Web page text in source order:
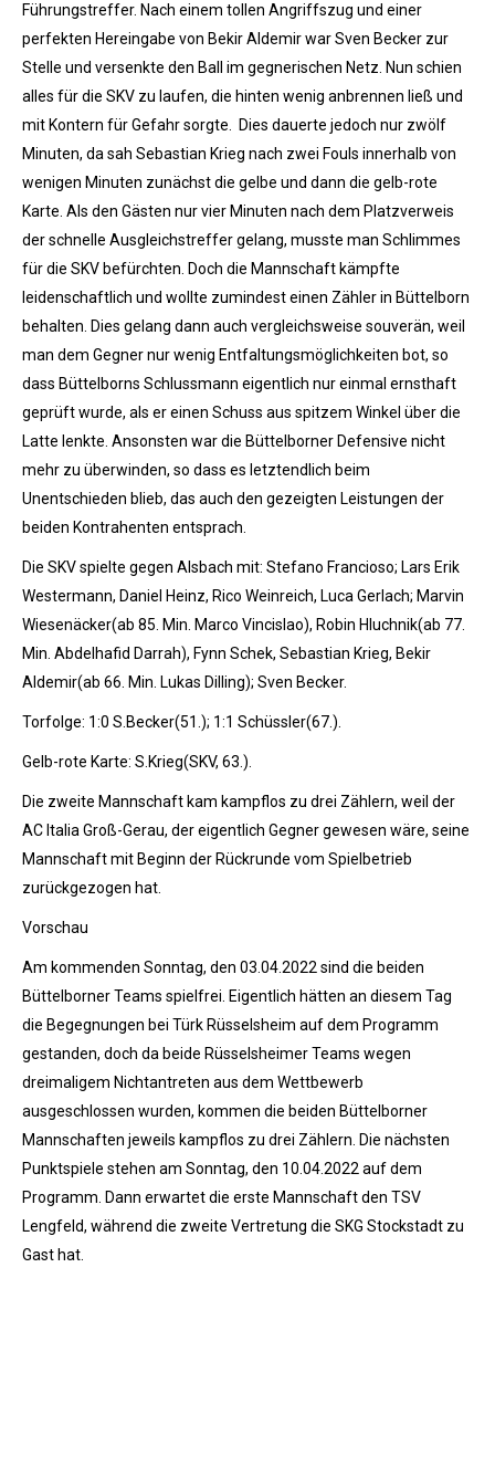
Führungstreffer. Nach einem tollen Angriffszug und einer
perfekten Hereingabe von Bekir Aldemir war Sven Becker zur
Stelle und versenkte den Ball im gegnerischen Netz. Nun schien
alles für die SKV zu laufen, die hinten wenig anbrennen ließ und
mit Kontern für Gefahr sorgte. Dies dauerte jedoch nur zwölf
Minuten, da sah Sebastian Krieg nach zwei Fouls innerhalb von
wenigen Minuten zunächst die gelbe und dann die gelb-rote
Karte. Als den Gästen nur vier Minuten nach dem Platzverweis
der schnelle Ausgleichstreffer gelang, musste man Schlimmes
für die SKV befürchten. Doch die Mannschaft kämpfte
leidenschaftlich und wollte zumindest einen Zähler in Büttelborn
behalten. Dies gelang dann auch vergleichsweise souverän, weil
man dem Gegner nur wenig Entfaltungsmöglichkeiten bot, so
dass Büttelborns Schlussmann eigentlich nur einmal ernsthaft
geprüft wurde, als er einen Schuss aus spitzem Winkel über die
Latte lenkte. Ansonsten war die Büttelborner Defensive nicht
mehr zu überwinden, so dass es letztendlich beim
Unentschieden blieb, das auch den gezeigten Leistungen der
beiden Kontrahenten entsprach.
Die SKV spielte gegen Alsbach mit: Stefano Francioso; Lars Erik
Westermann, Daniel Heinz, Rico Weinreich, Luca Gerlach; Marvin
Wiesenäcker(ab 85. Min. Marco Vincislao), Robin Hluchnik(ab 77.
Min. Abdelhafid Darrah), Fynn Schek, Sebastian Krieg, Bekir
Aldemir(ab 66. Min. Lukas Dilling); Sven Becker.
Torfolge: 1:0 S.Becker(51.); 1:1 Schüssler(67.).
Gelb-rote Karte: S.Krieg(SKV, 63.).
Die zweite Mannschaft kam kampflos zu drei Zählern, weil der
AC Italia Groß-Gerau, der eigentlich Gegner gewesen wäre, seine
Mannschaft mit Beginn der Rückrunde vom Spielbetrieb
zurückgezogen hat.
Vorschau
Am kommenden Sonntag, den 03.04.2022 sind die beiden
Büttelborner Teams spielfrei. Eigentlich hätten an diesem Tag
die Begegnungen bei Türk Rüsselsheim auf dem Programm
gestanden, doch da beide Rüsselsheimer Teams wegen
dreimaligem Nichtantreten aus dem Wettbewerb
ausgeschlossen wurden, kommen die beiden Büttelborner
Mannschaften jeweils kampflos zu drei Zählern. Die nächsten
Punktspiele stehen am Sonntag, den 10.04.2022 auf dem
Programm. Dann erwartet die erste Mannschaft den TSV
Lengfeld, während die zweite Vertretung die SKG Stockstadt zu
Gast hat.